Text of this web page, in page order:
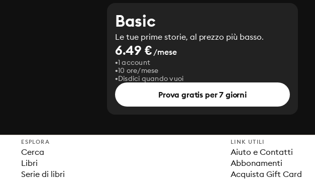
Basic
Le tue prime storie, al prezzo più basso.
6.49 €/mese
1 account
10 ore/mese
Disdici quando vuoi
Prova gratis per 7 giorni
ESPLORA
Cerca
Libri
Serie di libri
LINK UTILI
Aiuto e Contatti
Abbonamenti
Acquista Gift Card